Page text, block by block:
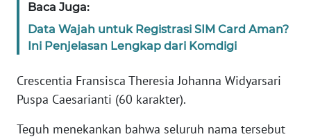
Baca Juga:
Data Wajah untuk Registrasi SIM Card Aman?
Ini Penjelasan Lengkap dari Komdigi
Crescentia Fransisca Theresia Johanna Widyarsari
Puspa Caesarianti (60 karakter).
Teguh menekankan bahwa seluruh nama tersebut
WN
SUMUT
JAKARTA
JABAR